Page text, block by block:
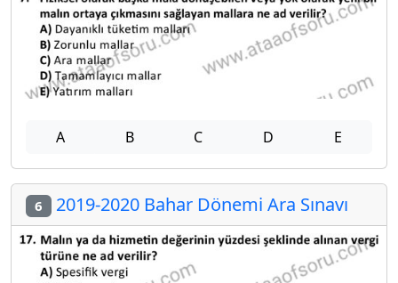
A B C D E
6 2019-2020 Bahar Dönemi Ara Sınavı